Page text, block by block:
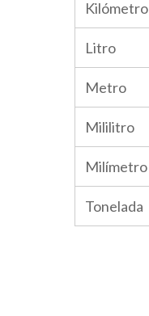
Kilómetro
Litro
Metro
Mililitro
Milímetro
Tonelada